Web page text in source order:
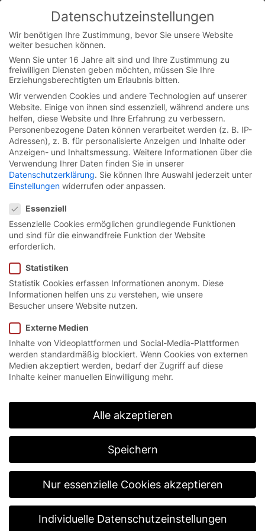
You are currently on the German website.
Switch to the English version.
Skip
content
Werden Sie Teilunseres Teams
und
erfüllen Sie sich Ihren beruflichen
Traum.
Datenschutzerklärung von YouTube.
Mehr erfahren
Video laden
Servicetechniker bei
Servicetechniker für Industrietore
(m/w/d) – Rhein-Main
Datenschutzeinstellungen
Wir benötigen Ihre Zustimmung, bevor Sie unsere Website
weiter besuchen können.
Wenn Sie unter 16 Jahre alt sind und Ihre Zustimmung zu
freiwilligen Diensten geben möchten, müssen Sie Ihre
Erziehungsberechtigten um Erlaubnis bitten.
Wir verwenden Cookies und andere Technologien auf unserer
Website. Einige von ihnen sind essenziell, während andere uns
helfen, diese Website und Ihre Erfahrung zu verbessern.
Personenbezogene Daten können verarbeitet werden (z. B. IP-
Adressen), z. B. für personalisierte Anzeigen und Inhalte oder
Anzeigen- und Inhaltsmessung. Weitere Informationen über die
Verwendung Ihrer Daten finden Sie in unserer
Datenschutzerklärung. Sie können Ihre Auswahl jederzeit unter
Einstellungen widerrufen oder anpassen.
Essenziell
Essenzielle Cookies ermöglichen grundlegende Funktionen
und sind für die einwandfreie Funktion der Website
erforderlich.
Statistiken
Statistik Cookies erfassen Informationen anonym. Diese
Informationen helfen uns zu verstehen, wie unsere
Besucher unsere Website nutzen.
Externe Medien
Inhalte von Videoplattformen und Social-Media-Plattformen
werden standardmäßig blockiert. Wenn Cookies von externen
Medien akzeptiert werden, bedarf der Zugriff auf diese
Inhalte keiner manuellen Einwilligung mehr.
Alle akzeptieren
Speichern
Nur essenzielle Cookies akzeptieren
Individuelle Datenschutzeinstellungen